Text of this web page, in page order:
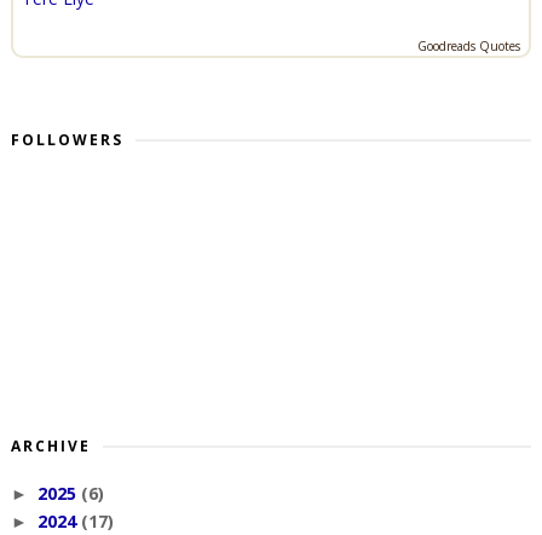
Goodreads Quotes
FOLLOWERS
ARCHIVE
► 2025 (6)
► 2024 (17)